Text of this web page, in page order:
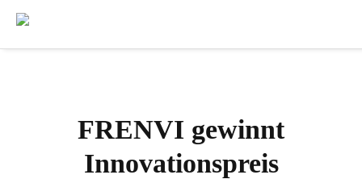
FRENVI gewinnt
Innovationspreis